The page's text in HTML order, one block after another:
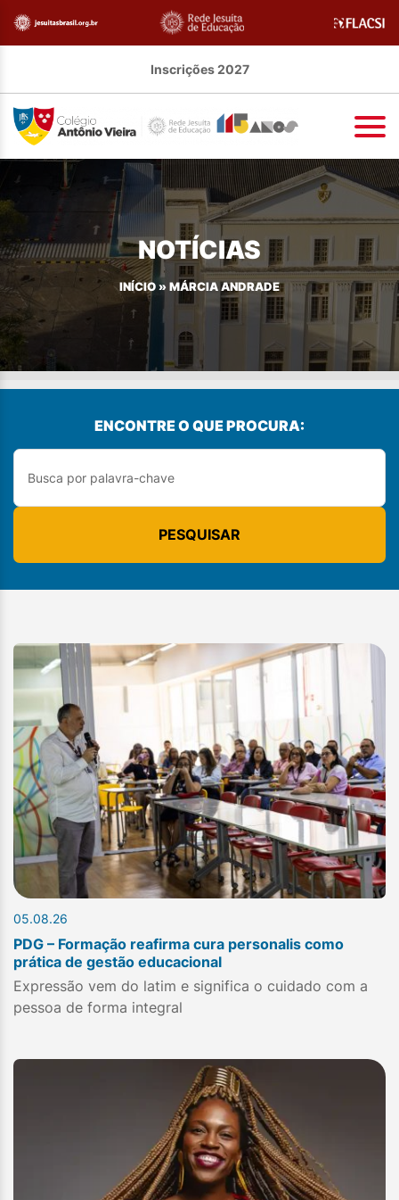
Inscrições 2027
NOTÍCIAS
INÍCIO » MÁRCIA ANDRADE
ENCONTRE O QUE PROCURA:
PESQUISAR
05.08.26
PDG – Formação reafirma cura personalis como
prática de gestão educacional
Expressão vem do latim e significa o cuidado com a
pessoa de forma integral